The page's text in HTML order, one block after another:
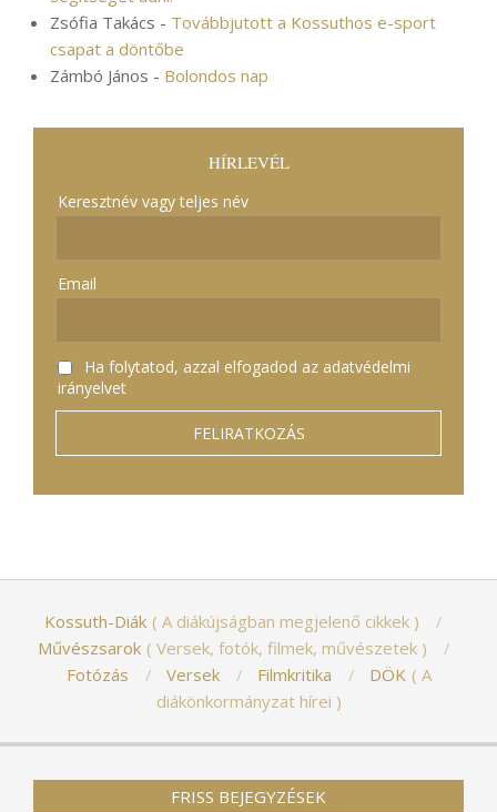
Zsófia Takács - Továbbjutott a Kossuthos e-sport
csapat a döntőbe
Zámbó János - Bolondos nap
HÍRLEVÉL
Keresztnév vagy teljes név
Email
Ha folytatod, azzal elfogadod az adatvédelmi
irányelvet
Kossuth-Diák
A diákújságban megjelenő cikkek
Művészsarok
Versek, fotók, filmek, művészetek
Fotózás
Versek Filmkritika DÖK
A
diákönkormányzat hírei
FRISS BEJEGYZÉSEK